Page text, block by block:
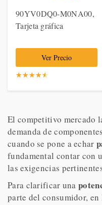
90YV0DQ0-M0NA00,
Tarjeta gráfica
Ver Precio
☆☆☆☆☆
★★★★★
El competitivo mercado
demanda de
cuando se pone a echar
fundamental contar con
las exigencias
Para clarificar una
parte del consumidor,